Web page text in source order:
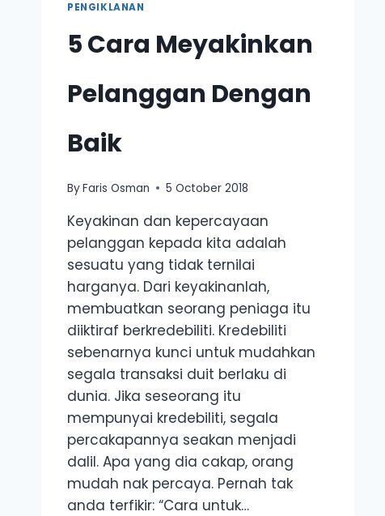
PENGIKLANAN
5 Cara Meyakinkan
Pelanggan Dengan
Baik
ByFaris Osman 5 October 2018
Keyakinan dan kepercayaan
pelanggan kepada kita adalah
sesuatu yang tidak ternilai
harganya. Dari keyakinanlah,
membuatkan seorang peniaga itu
diiktiraf berkredebiliti. Kredebiliti
sebenarnya kunci untuk mudahkan
segala transaksi duit berlaku di
dunia. Jika seseorang itu
mempunyai kredebiliti, segala
percakapannya seakan menjadi
dalil. Apa yang dia cakap, orang
mudah nak percaya. Pernah tak
anda terfikir: “Cara untuk…